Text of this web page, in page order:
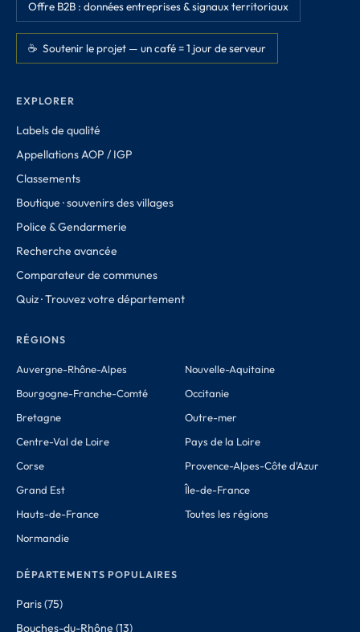
Offre B2B : données entreprises & signaux territoriaux
☕ Soutenir le projet — un café = 1 jour de serveur
EXPLORER
Labels de qualité
Appellations AOP / IGP
Classements
Boutique · souvenirs des villages
Police & Gendarmerie
Recherche avancée
Comparateur de communes
Quiz · Trouvez votre département
RÉGIONS
Auvergne-Rhône-Alpes
Bourgogne-Franche-Comté
Bretagne
Centre-Val de Loire
Corse
Grand Est
Hauts-de-France
Normandie
Nouvelle-Aquitaine
Occitanie
Outre-mer
Pays de la Loire
Provence-Alpes-Côte d'Azur
Île-de-France
Toutes les régions
DÉPARTEMENTS POPULAIRES
Paris (75)
Bouches-du-Rhône (13)